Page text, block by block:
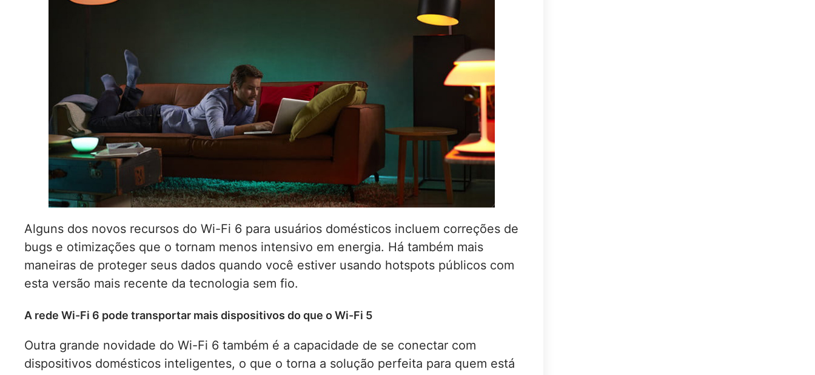
Alguns dos novos recursos do Wi-Fi 6 para usuários domésticos incluem correções de
bugs e otimizações que o tornam menos intensivo em energia. Há também mais
maneiras de proteger seus dados quando você estiver usando hotspots públicos com
esta versão mais recente da tecnologia sem fio.
A rede Wi-Fi 6 pode transportar mais dispositivos do que o Wi-Fi 5
Outra grande novidade do Wi-Fi 6 também é a capacidade de se conectar com
dispositivos domésticos inteligentes, o que o torna a solução perfeita para quem está